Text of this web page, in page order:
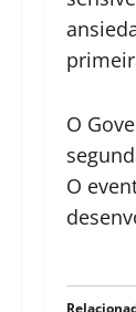
O
O